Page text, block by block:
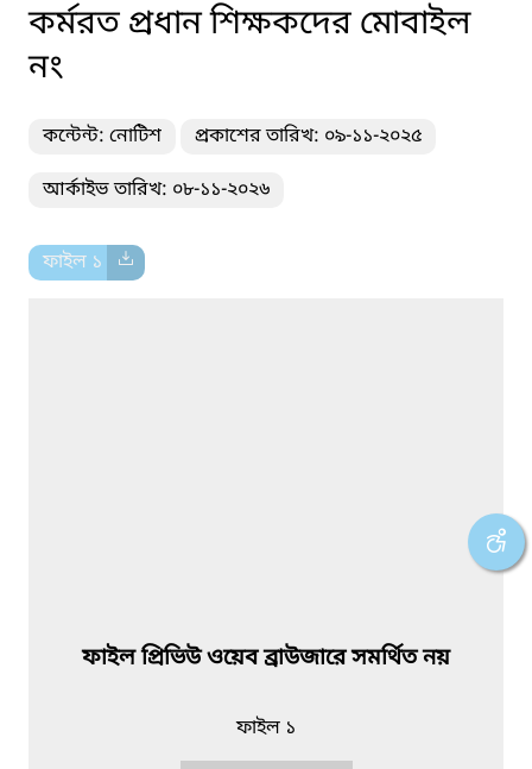
কর্মরত প্রধান শিক্ষকদের মোবাইল
নং
কন্টেন্ট: নোটিশ প্রকাশের তারিখ: ০৯-১১-২০২৫
আর্কাইভ তারিখ: ০৮-১১-২০২৬
ফাইল ১
ফাইল প্রিভিউ ওয়েব ব্রাউজারে সমর্থিত নয়
ফাইল ১